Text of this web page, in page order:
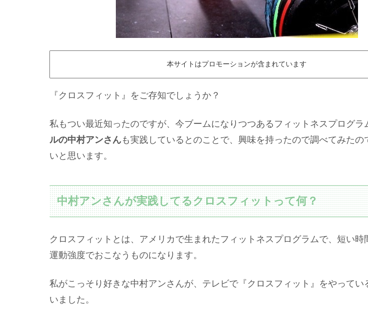
本サイトはプロモーションが含まれています
『クロスフィット』をご存知でしょうか？
私もつい最近知ったのですが、今ブームになりつつあるフィットネスプログラ
ルの中村アンさんも実践しているとのことで、興味を持ったので調べてみたの
いと思います。
中村アンさんが実践してるクロスフィットって何？
クロスフィットとは、アメリカで生まれたフィットネスプログラムで、短い時
運動強度でおこなうものになります。
私がこっそり好きな中村アンさんが、テレビで『クロスフィット』をやってい
いました。